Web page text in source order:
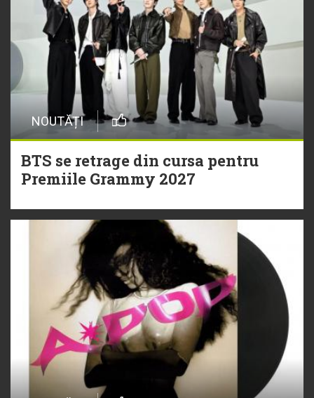
NOUTĂȚI
BTS se retrage din cursa pentru
Premiile Grammy 2027